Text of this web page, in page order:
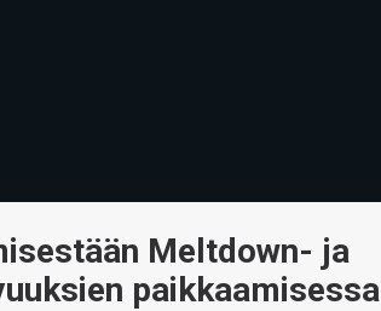
Meltdown- ja
paikkaamisessa